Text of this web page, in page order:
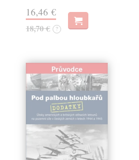
16,46 €
18,70 € ?